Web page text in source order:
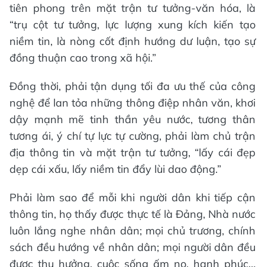
tiên phong trên mặt trận tư tưởng-văn hóa, là
“trụ cột tư tưởng, lực lượng xung kích kiến tạo
niềm tin, là nòng cốt định hướng dư luận, tạo sự
đồng thuận cao trong xã hội.”
Đồng thời, phải tận dụng tối đa ưu thế của công
nghệ để lan tỏa những thông điệp nhân văn, khơi
dậy mạnh mẽ tinh thần yêu nước, tương thân
tương ái, ý chí tự lực tự cường, phải làm chủ trận
địa thông tin và mặt trận tư tưởng, “lấy cái đẹp
dẹp cái xấu, lấy niềm tin đẩy lùi dao động.”
Phải làm sao để mỗi khi người dân khi tiếp cận
thông tin, họ thấy được thực tế là Đảng, Nhà nước
luôn lắng nghe nhân dân; mọi chủ trương, chính
sách đều hướng về nhân dân; mọi người dân đều
được thụ hưởng, cuộc sống ấm no, hạnh phúc…